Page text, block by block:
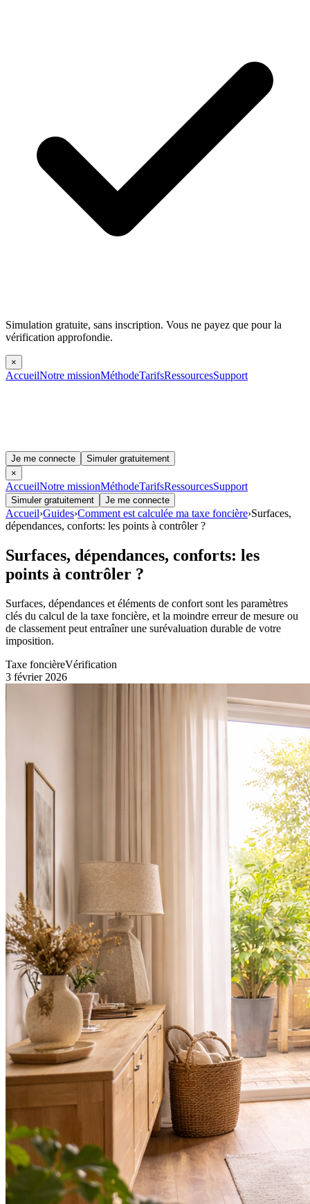
Simulation gratuite, sans inscription. Vous ne payez que pour la
vérification approfondie.
×
AccueilNotre missionMéthodeTarifsRessourcesSupport
Je me connecte
Simuler gratuitement
×
AccueilNotre missionMéthodeTarifsRessourcesSupport
Simuler gratuitement Je me connecte
Accueil›Guides›Comment est calculée ma taxe foncière›Surfaces,
dépendances, conforts: les points à contrôler ?
Surfaces, dépendances, conforts: les
points à contrôler ?
Surfaces, dépendances et éléments de confort sont les paramètres
clés du calcul de la taxe foncière, et la moindre erreur de mesure ou
de classement peut entraîner une surévaluation durable de votre
imposition.
Taxe foncièreVérification
3 février 2026